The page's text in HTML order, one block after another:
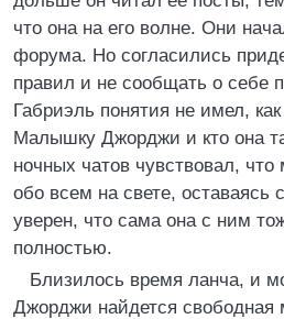
что она на его волне. Они
форума. Но согласились
правил и не сообщать о себе
Габриэль понятия не имел,
Малышку Джорджи и кто она
ночных чатов чувствовал, что
обо всем на свете,
уверен, что сама она с ним
полностью.
Близилось время ланча, и
Джорджи найдется свободная